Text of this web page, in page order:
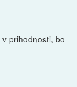
prihodnosti, bo